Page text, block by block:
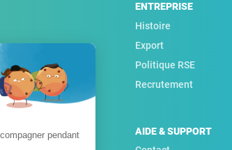
ENTREPRISE
Histoire
Export
Politique RSE
Recrutement
AIDE & SUPPORT